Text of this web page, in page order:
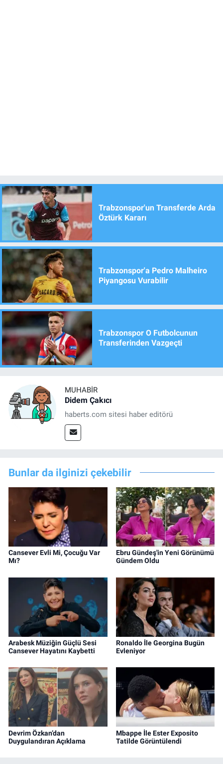
Trabzonspor'un Transferde Arda
Öztürk Kararı
Trabzonspor'a Pedro Malheiro
Piyangosu Vurabilir
Trabzonspor O Futbolcunun
Transferinden Vazgeçti
MUHABIR
Didem Çakıcı
haberts.com sitesi haber editörü
Bunlar da ilginizi çekebilir
Cansever Evli Mi, Çocuğu Var
Mı?
Ebru Gündeş'in Yeni Görünümü
Gündem Oldu
Arabesk Müziğin Güçlü Sesi
Cansever Hayatını Kaybetti
Ronaldo İle Georgina Bugün
Evleniyor
Devrim Özkan’dan
Duygulandıran Açıklama
Mbappe İle Ester Exposito
Tatilde Görüntülendi